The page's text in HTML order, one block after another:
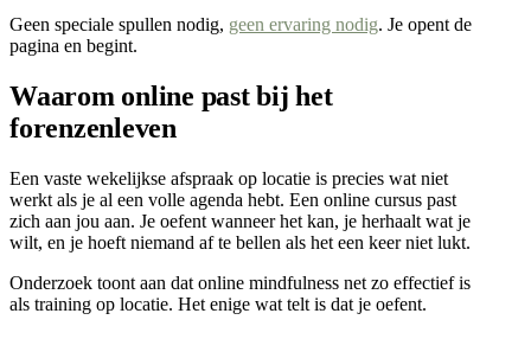
Geen speciale spullen nodig, geen ervaring nodig. Je opent de
pagina en begint.
Waarom online past bij het
forenzenleven
Een vaste wekelijkse afspraak op locatie is precies wat niet
werkt als je al een volle agenda hebt. Een online cursus past
zich aan jou aan. Je oefent wanneer het kan, je herhaalt wat je
wilt, en je hoeft niemand af te bellen als het een keer niet lukt.
Onderzoek toont aan dat online mindfulness net zo effectief is
als training op locatie. Het enige wat telt is dat je oefent.